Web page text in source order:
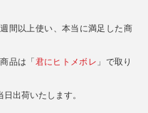
間以上使い、本当に満足した商
品は「 君にヒトメボレ 」で取り
出荷いたします。